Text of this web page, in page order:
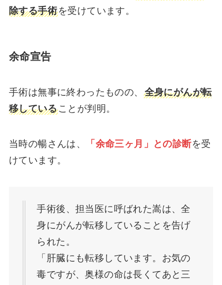
除する手術を受けています。
余命宣告
手術は無事に終わったものの、 全身にがんが転
移していることが判明。
当時の暢さんは、 「余命三ヶ月」との診断を受
けています。
手術後、担当医に呼ばれた嵩は、全
身にがんが転移していることを告げ
られた。
「肝臓にも転移しています。お気の
毒ですが、奥様の命は長くてあと三